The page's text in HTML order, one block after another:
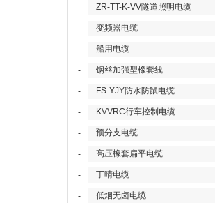
- ZR-TT-K-VV隧道照明电缆
- 变频器电缆
- 船用电缆
- 钢丝加强型橡套线
- FS-YJY防水防鼠电缆
- KVVRC行车控制电缆
- 预分支电缆
- 高压橡套扁平电缆
- 丁晴电缆
- 低烟无卤电缆